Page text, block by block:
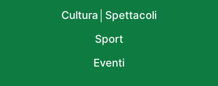
Cultura│Spettacoli
Sport
Eventi